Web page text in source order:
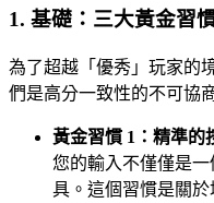
1. 基礎：三大黃金習
為了超越「優秀」玩家的
們是高分一致性的不可協
黃金習慣 1：精準的
您的輸入不僅僅是
具。這個習慣是關